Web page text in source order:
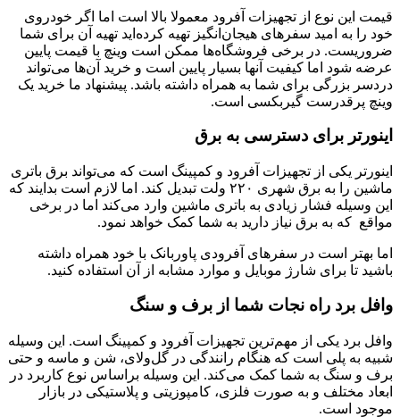
قیمت این نوع از تجهیزات آفرود معمولا بالا است اما اگر خودروی
خود را به امید سفرهای هیجان‌انگیز تهیه کرده‌اید تهیه آن برای شما
ضروریست. در برخی فروشگاه‌ها ممکن است وینچ با قیمت پایین
عرضه شود اما کیفیت آنها بسیار پایین است و خرید آن‌ها می‌تواند
دردسر بزرگی برای شما به همراه داشته باشد. پیشنهاد ما خرید یک
وینچ پر‌قدرست گیربکسی است.
اینورتر برای دسترسی به برق
اینورتر یکی از تجهیزات آفرود و کمپینگ است که می‌تواند برق باتری
ماشین را به برق شهری ۲۲۰ ولت تبدیل کند. اما لازم است بدایند که
این وسیله فشار زیادی به باتری ماشین وارد می‌کند اما در برخی
مواقع که به برق نیاز دارید به شما کمک خواهد نمود.
اما بهتر است در سفرهای آفرودی پاوربانک با خود همراه داشته
باشید تا برای شارژ موبایل و موارد مشابه از آن استفاده کنید.
وافل برد راه نجات شما از برف و سنگ
وافل برد یکی از مهم‌ترین تجهیزات آفرود و کمپینگ است. این وسیله
شبیه به پلی است که هنگام رانندگی در گل‌و‌لای، شن‌ و ماسه و حتی
برف و سنگ به شما کمک می‌کند. این وسیله براساس نوع کاربرد در
ابعاد مختلف و به صورت فلزی، کامپوزیتی و پلاستیکی در بازار
موجود است.